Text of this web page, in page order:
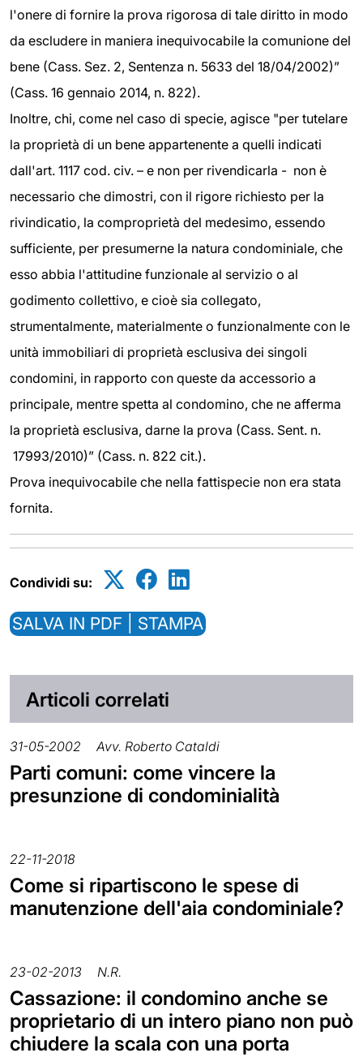
l'onere di fornire la prova rigorosa di tale diritto in modo
da escludere in maniera inequivocabile la comunione del
bene (Cass. Sez. 2, Sentenza n. 5633 del 18/04/2002)”
(Cass. 16 gennaio 2014, n. 822).
Inoltre, chi, come nel caso di specie, agisce "per tutelare
la proprietà di un bene appartenente a quelli indicati
dall'art. 1117 cod. civ. – e non per rivendicarla - non è
necessario che dimostri, con il rigore richiesto per la
rivindicatio, la comproprietà del medesimo, essendo
sufficiente, per presumerne la natura condominiale, che
esso abbia l'attitudine funzionale al servizio o al
godimento collettivo, e cioè sia collegato,
strumentalmente, materialmente o funzionalmente con le
unità immobiliari di proprietà esclusiva dei singoli
condomini, in rapporto con queste da accessorio a
principale, mentre spetta al condomino, che ne afferma
la proprietà esclusiva, darne la prova (Cass. Sent. n.
17993/2010)” (Cass. n. 822 cit.).
Prova inequivocabile che nella fattispecie non era stata
fornita.
Condividi su:
SALVA IN PDF | STAMPA
Articoli correlati
31-05-2002 Avv. Roberto Cataldi
Parti comuni: come vincere la
presunzione di condominialità
22-11-2018
Come si ripartiscono le spese di
manutenzione dell'aia condominiale?
23-02-2013 N.R.
Cassazione: il condomino anche se
proprietario di un intero piano non può
chiudere la scala con una porta